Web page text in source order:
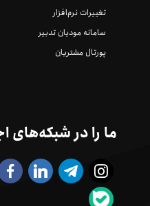
تغییرات نرم‌افزار
سامانه مودیان تدبیر
پورتال مشتریان
ما را در شبکه‌های